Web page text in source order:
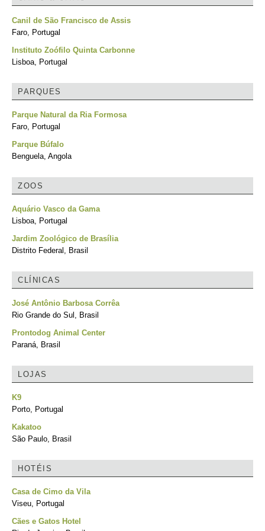
Canil de São Francisco de Assis
Faro, Portugal
Instituto Zoófilo Quinta Carbonne
Lisboa, Portugal
PARQUES
Parque Natural da Ria Formosa
Faro, Portugal
Parque Búfalo
Benguela, Angola
ZOOS
Aquário Vasco da Gama
Lisboa, Portugal
Jardim Zoológico de Brasília
Distrito Federal, Brasil
CLÍNICAS
José Antônio Barbosa Corrêa
Rio Grande do Sul, Brasil
Prontodog Animal Center
Paraná, Brasil
LOJAS
K9
Porto, Portugal
Kakatoo
São Paulo, Brasil
HOTÉIS
Casa de Cimo da Vila
Viseu, Portugal
Cães e Gatos Hotel